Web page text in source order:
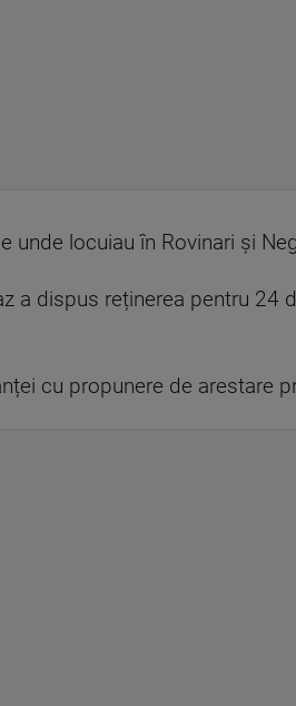
unde locuiau în Rovinari și
a dispus reținerea pentru
cu propunere de arestare